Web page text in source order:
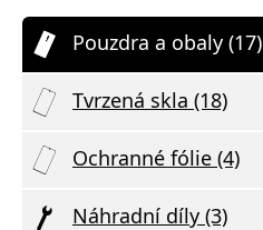
Pouzdra a obaly (17)
Tvrzená skla (18)
Ochranné fólie (4)
Náhradní díly (3)